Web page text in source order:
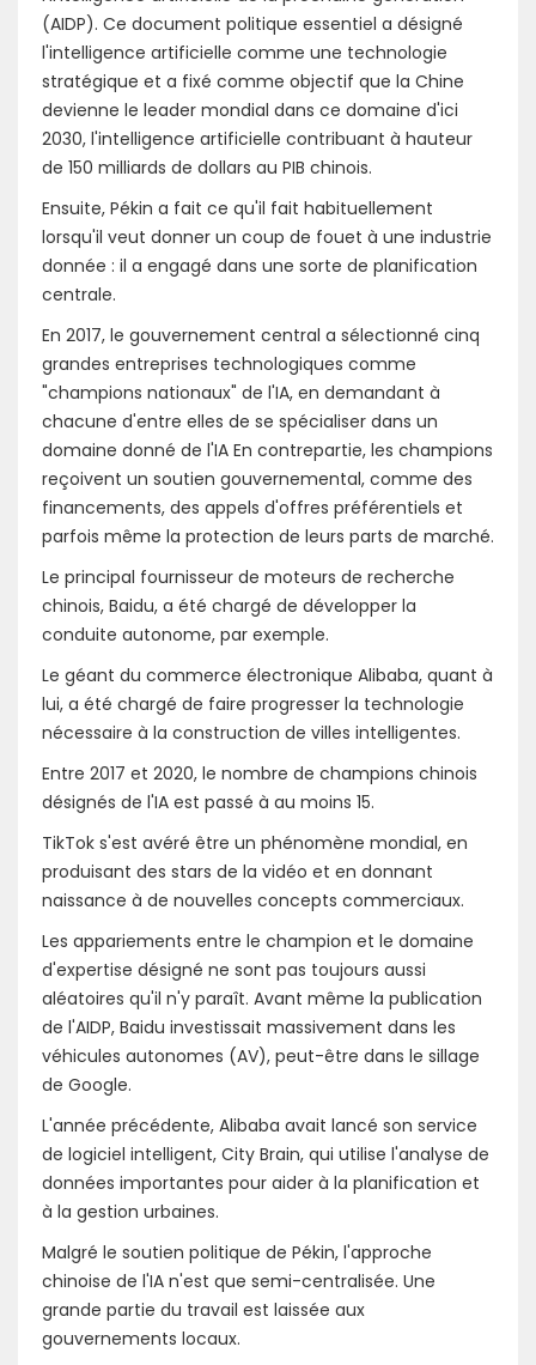
(AIDP). Ce document politique essentiel a désigné
l'intelligence artificielle comme une technologie
stratégique et a fixé comme objectif que la Chine
devienne le leader mondial dans ce domaine d'ici
2030, l'intelligence artificielle contribuant à hauteur
de 150 milliards de dollars au PIB chinois.
Ensuite, Pékin a fait ce qu'il fait habituellement
lorsqu'il veut donner un coup de fouet à une industrie
donnée : il a engagé dans une sorte de planification
centrale.
En 2017, le gouvernement central a sélectionné cinq
grandes entreprises technologiques comme
"champions nationaux" de l'IA, en demandant à
chacune d'entre elles de se spécialiser dans un
domaine donné de l'IA En contrepartie, les champions
reçoivent un soutien gouvernemental, comme des
financements, des appels d'offres préférentiels et
parfois même la protection de leurs parts de marché.
Le principal fournisseur de moteurs de recherche
chinois, Baidu, a été chargé de développer la
conduite autonome, par exemple.
Le géant du commerce électronique Alibaba, quant à
lui, a été chargé de faire progresser la technologie
nécessaire à la construction de villes intelligentes.
Entre 2017 et 2020, le nombre de champions chinois
désignés de l'IA est passé à au moins 15.
TikTok s'est avéré être un phénomène mondial, en
produisant des stars de la vidéo et en donnant
naissance à de nouvelles concepts commerciaux.
Les appariements entre le champion et le domaine
d'expertise désigné ne sont pas toujours aussi
aléatoires qu'il n'y paraît. Avant même la publication
de l'AIDP, Baidu investissait massivement dans les
véhicules autonomes (AV), peut-être dans le sillage
de Google.
L'année précédente, Alibaba avait lancé son service
de logiciel intelligent, City Brain, qui utilise l'analyse de
données importantes pour aider à la planification et
à la gestion urbaines.
Malgré le soutien politique de Pékin, l'approche
chinoise de l'IA n'est que semi-centralisée. Une
grande partie du travail est laissée aux
gouvernements locaux.